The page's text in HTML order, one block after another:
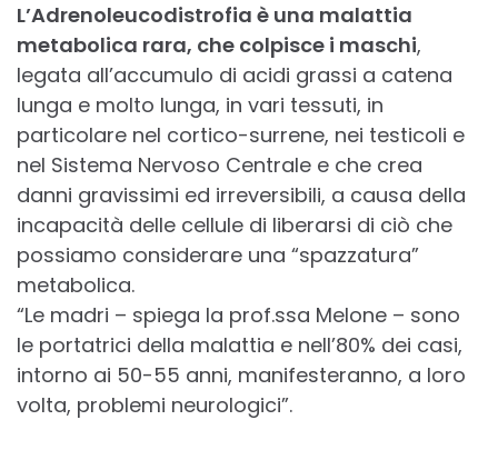
L’Adrenoleucodistrofia è una malattia
metabolica rara, che colpisce i maschi,
legata all’accumulo di acidi grassi a catena
lunga e molto lunga, in vari tessuti, in
particolare nel cortico-surrene, nei testicoli e
nel Sistema Nervoso Centrale e che crea
danni gravissimi ed irreversibili, a causa della
incapacità delle cellule di liberarsi di ciò che
possiamo considerare una “spazzatura”
metabolica.
“Le madri – spiega la prof.ssa Melone – sono
le portatrici della malattia e nell’80% dei casi,
intorno ai 50-55 anni, manifesteranno, a loro
volta, problemi neurologici”.